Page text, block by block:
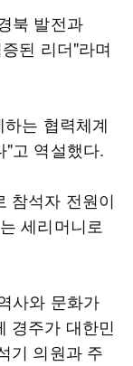
북 발전과
된 리더"라며
는 협력체계
"고 역설했다.
참석자 전원이
세리머니로
사와 문화가
경주가 대한민
기 의원과 주